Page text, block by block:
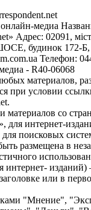
медиа
Адрес: 02091,
будинок 172-Б,
Телефон:
- R40-06068
материалов,
при условии
материалов со
интернет-
поисковых
размещена в
интернет-
или в
"Мнение",